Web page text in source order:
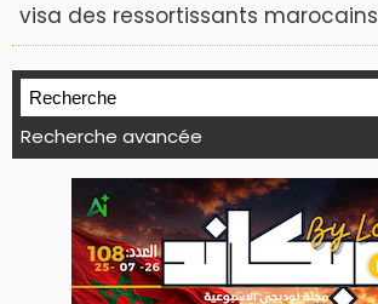
visa des ressortissants marocains
Recherche avancée